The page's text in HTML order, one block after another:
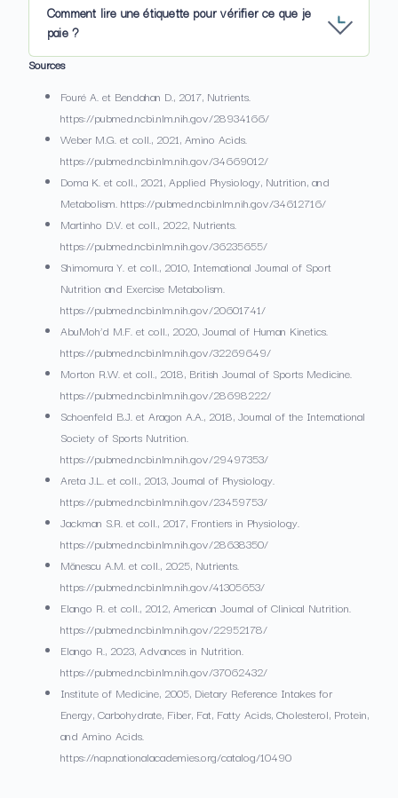
Comment lire une étiquette pour vérifier ce que je
paie ?
Sources
Fouré A. et Bendahan D., 2017, Nutrients.
https://pubmed.ncbi.nlm.nih.gov/28934166/
Weber M.G. et coll., 2021, Amino Acids.
https://pubmed.ncbi.nlm.nih.gov/34669012/
Doma K. et coll., 2021, Applied Physiology, Nutrition, and
Metabolism. https://pubmed.ncbi.nlm.nih.gov/34612716/
Martinho D.V. et coll., 2022, Nutrients.
https://pubmed.ncbi.nlm.nih.gov/36235655/
Shimomura Y. et coll., 2010, International Journal of Sport
Nutrition and Exercise Metabolism.
https://pubmed.ncbi.nlm.nih.gov/20601741/
AbuMoh’d M.F. et coll., 2020, Journal of Human Kinetics.
https://pubmed.ncbi.nlm.nih.gov/32269649/
Morton R.W. et coll., 2018, British Journal of Sports Medicine.
https://pubmed.ncbi.nlm.nih.gov/28698222/
Schoenfeld B.J. et Aragon A.A., 2018, Journal of the International
Society of Sports Nutrition.
https://pubmed.ncbi.nlm.nih.gov/29497353/
Areta J.L. et coll., 2013, Journal of Physiology.
https://pubmed.ncbi.nlm.nih.gov/23459753/
Jackman S.R. et coll., 2017, Frontiers in Physiology.
https://pubmed.ncbi.nlm.nih.gov/28638350/
Mănescu A.M. et coll., 2025, Nutrients.
https://pubmed.ncbi.nlm.nih.gov/41305653/
Elango R. et coll., 2012, American Journal of Clinical Nutrition.
https://pubmed.ncbi.nlm.nih.gov/22952178/
Elango R., 2023, Advances in Nutrition.
https://pubmed.ncbi.nlm.nih.gov/37062432/
Institute of Medicine, 2005, Dietary Reference Intakes for
Energy, Carbohydrate, Fiber, Fat, Fatty Acids, Cholesterol, Protein,
and Amino Acids.
https://nap.nationalacademies.org/catalog/10490